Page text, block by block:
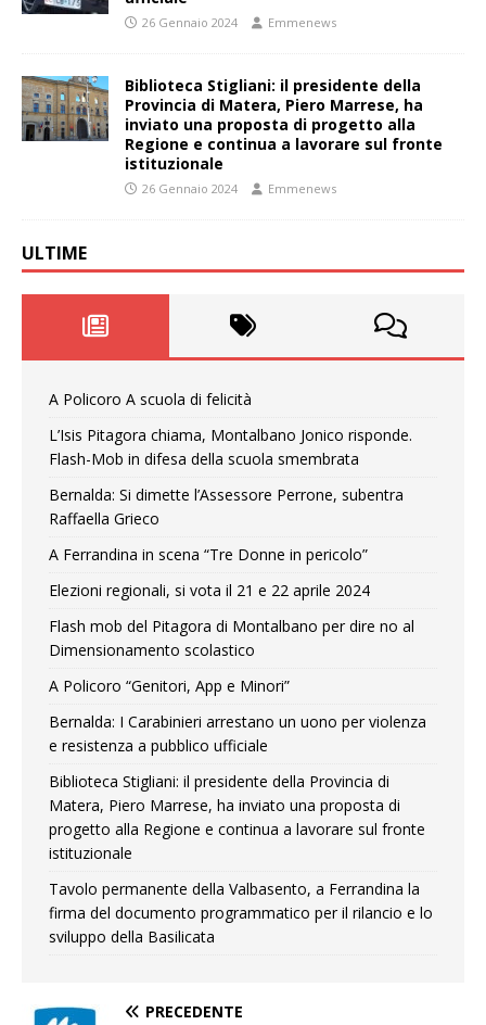
26 Gennaio 2024 Emmenews
Biblioteca Stigliani: il presidente della
Provincia di Matera, Piero Marrese, ha
inviato una proposta di progetto alla
Regione e continua a lavorare sul fronte
istituzionale
26 Gennaio 2024 Emmenews
ULTIME
A Policoro A scuola di felicità
L’Isis Pitagora chiama, Montalbano Jonico risponde.
Flash-Mob in difesa della scuola smembrata
Bernalda: Si dimette l’Assessore Perrone, subentra
Raffaella Grieco
A Ferrandina in scena “Tre Donne in pericolo”
Elezioni regionali, si vota il 21 e 22 aprile 2024
Flash mob del Pitagora di Montalbano per dire no al
Dimensionamento scolastico
A Policoro “Genitori, App e Minori”
Bernalda: I Carabinieri arrestano un uono per violenza
e resistenza a pubblico ufficiale
Biblioteca Stigliani: il presidente della Provincia di
Matera, Piero Marrese, ha inviato una proposta di
progetto alla Regione e continua a lavorare sul fronte
istituzionale
Tavolo permanente della Valbasento, a Ferrandina la
firma del documento programmatico per il rilancio e lo
sviluppo della Basilicata
PRECEDENTE